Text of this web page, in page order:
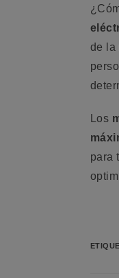
de la
Los
para